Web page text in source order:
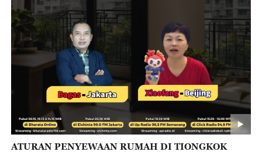
ATURAN PENYEWAAN RUMAH DI TIONGKOK